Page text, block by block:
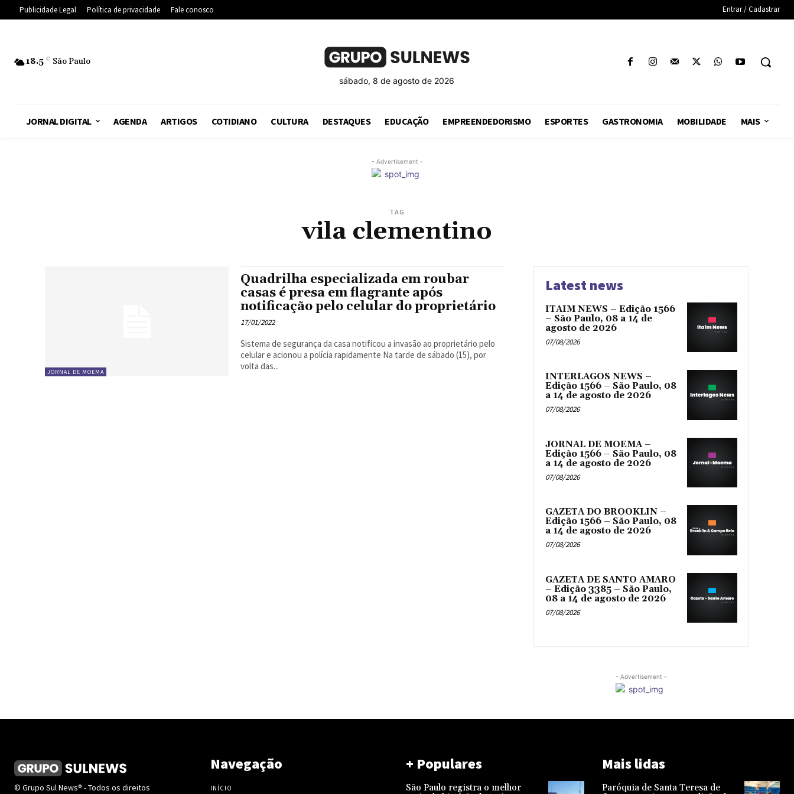
Publicidade Legal Política de privacidade Fale conosco Entrar / Cadastrar
18.5 C São Paulo
sábado, 8 de agosto de 2026
JORNAL DIGITAL AGENDA ARTIGOS COTIDIANO CULTURA DESTAQUES EDUCAÇÃO EMPREENDEDORISMO ESPORTES GASTRONOMIA MOBILIDADE MAIS
- Advertisement -
TAG
vila clementino
JORNAL DE MOEMA
Quadrilha especializada em roubar
casas é presa em flagrante após
notificação pelo celular do proprietário
17/01/2022
Sistema de segurança da casa notificou a invasão ao proprietário pelo
celular e acionou a polícia rapidamente Na tarde de sábado (15), por
volta das...
Latest news
ITAIM NEWS – Edição 1566
– São Paulo, 08 a 14 de
agosto de 2026
07/08/2026
INTERLAGOS NEWS –
Edição 1566 – São Paulo, 08
a 14 de agosto de 2026
07/08/2026
JORNAL DE MOEMA –
Edição 1566 – São Paulo, 08
a 14 de agosto de 2026
07/08/2026
GAZETA DO BROOKLIN –
Edição 1566 – São Paulo, 08
a 14 de agosto de 2026
07/08/2026
GAZETA DE SANTO AMARO
– Edição 3385 – São Paulo,
08 a 14 de agosto de 2026
07/08/2026
- Advertisement -
© Grupo Sul News® - Todos os direitos
Navegação
INÍCIO
+ Populares
São Paulo registra o melhor
Mais lidas
Paróquia de Santa Teresa de